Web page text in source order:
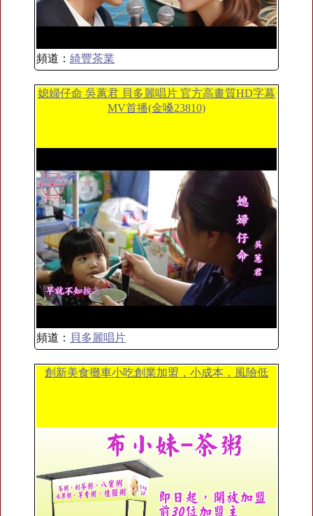
頻道： 綺豐茶業
媳婦仔命 吳蕙君 貝多麗唱片 官方高畫質HD字幕
MV首播(金嗓23810)
頻道： 貝多麗唱片
創新美食攤車小吃創業加盟，小成本，風險低